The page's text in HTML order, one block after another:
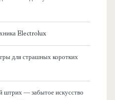
Electrolux
для страшных коротких
штрих — забытое искусство